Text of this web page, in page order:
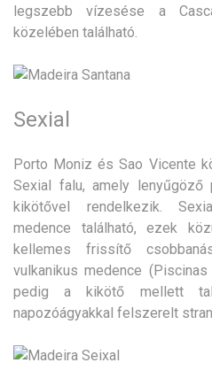
legszebb vízesése a
közelében található.
Sexial
Porto Moniz és Sao Vicente
Sexial falu, amely lenyűgöző
kikötővel rendelkezik.
medence található, ezek
kellemes frissítő
vulkanikus medence
pedig a kikötő mellett
napozóágyakkal felszerelt